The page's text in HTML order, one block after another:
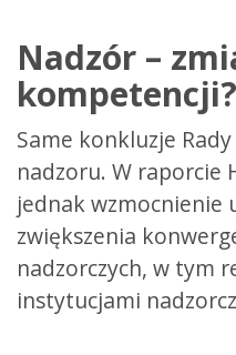
Nadzór –
kompetencji?
Same konkluzje
nadzoru. W raporcie
jednak wzmocnienie
zwiększenia
nadzorczych, w tym
instytucjami